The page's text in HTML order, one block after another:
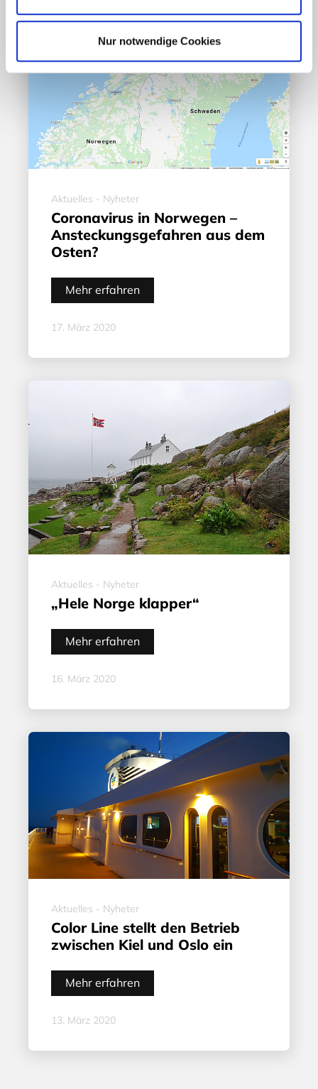
Nur notwendige Cookies
Aktuelles - Nyheter
Coronavirus in Norwegen –
Ansteckungsgefahren aus dem
Osten?
Mehr erfahren
17. März 2020
Aktuelles - Nyheter
„Hele Norge klapper“
Mehr erfahren
16. März 2020
Aktuelles - Nyheter
Color Line stellt den Betrieb
zwischen Kiel und Oslo ein
Mehr erfahren
13. März 2020